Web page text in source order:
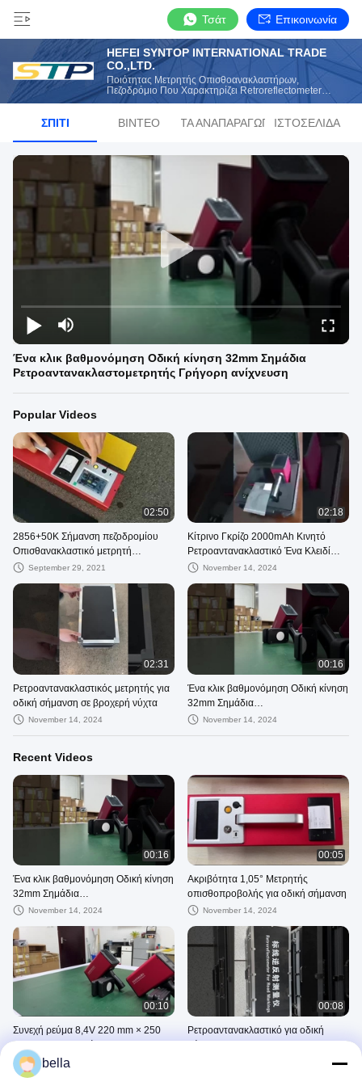
Τσάτ Επικοινωνία
HEFEI SYNTOP INTERNATIONAL TRADE
CO.,LTD.
Ποιότητας Μετρητής Οπισθοανακλαστήρων,
Πεζοδρόμιο Που Χαρακτηρίζει Retroreflectometer
Κατασκευαστής Από Την Κίνα
ΣΠΊΤΙ ΒΊΝΤΕΟ ΛΊΣΤΑ ΑΝΑΠΑΡΑΓΩΓΉΣΙΣΤΟΣΕΛΊΔΑ
Ένα κλικ βαθμονόμηση Οδική κίνηση 32mm Σημάδια
Ρετροαντανακλαστομετρητής Γρήγορη ανίχνευση
Popular Videos
02:50
2856+50K Σήμανση πεζοδρομίου
Οπισθανακλαστικό μετρητή
Βαθμονόμηση ενός κλειδιού
September 29, 2021
02:18
Κίτρινο Γκρίζο 2000mAh Κινητό
Ρετροαντανακλαστικό Ένα Κλειδί
Ανίχνευση
November 14, 2024
02:31
Ρετροαντανακλαστικός μετρητής για
οδική σήμανση σε βροχερή νύχτα
November 14, 2024
00:16
Ένα κλικ βαθμονόμηση Οδική κίνηση
32mm Σημάδια
Ρετροαντανακλαστομετρητής
November 14, 2024
Recent Videos
00:16
Ένα κλικ βαθμονόμηση Οδική κίνηση
32mm Σημάδια
Ρετροαντανακλαστομετρητής
November 14, 2024
00:05
Ακριβότητα 1,05° Μετρητής
οπισθοπροβολής για οδική σήμανση
November 14, 2024
00:10
Συνεχή ρεύμα 8,4V 220 mm × 250
mm × 80 mm Σημάδι
οπισθοπροβολέα
November 14, 2024
00:08
Ρετροαντανακλαστικό για οδική
bella